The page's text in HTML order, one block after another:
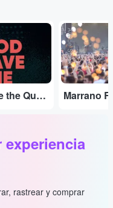
God Save the Queen
Adobe Stock
Marrano
experiencia
rastrear y comprar